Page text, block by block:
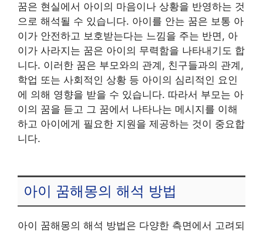
꿈은 현실에서 아이의 마음이나 상황을 반영하는 것
으로 해석될 수 있습니다. 아이를 안는 꿈은 보통 아
이가 안전하고 보호받는다는 느낌을 주는 반면, 아
이가 사라지는 꿈은 아이의 무력함을 나타내기도 합
니다. 이러한 꿈은 부모와의 관계, 친구들과의 관계,
학업 또는 사회적인 상황 등 아이의 심리적인 요인
에 의해 영향을 받을 수 있습니다. 따라서 부모는 아
이의 꿈을 듣고 그 꿈에서 나타나는 메시지를 이해
하고 아이에게 필요한 지원을 제공하는 것이 중요합
니다.
아이 꿈해몽의 해석 방법
아이 꿈해몽의 해석 방법은 다양한 측면에서 고려되